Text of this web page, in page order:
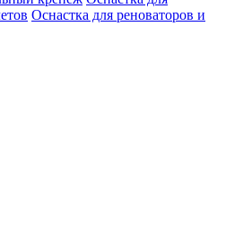
Оснастка для реноваторов и